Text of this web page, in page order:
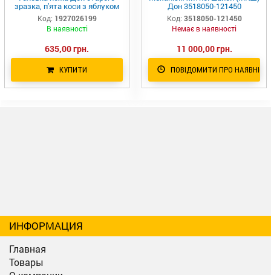
зразка, п'ята коси з яблуком
Код: 1927026199
В наявності
635,00 грн.
КУПИТИ
Дон 3518050-121450
Код: 3518050-121450
Немає в наявності
11 000,00 грн.
ПОВІДОМИТИ ПРО
ИНФОРМАЦИЯ
Главная
Товары